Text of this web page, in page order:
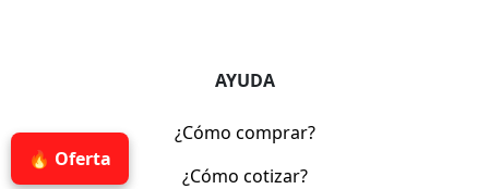
🔥 Oferta
AYUDA
¿Cómo comprar?
¿Cómo cotizar?